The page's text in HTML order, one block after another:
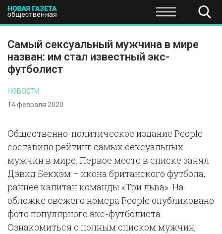
ПОЛИТИКА ЭКОНОМИКА НАУКА И
Самый сексуальный мужчина в мире
назван: им стал известный экс-
футболист
НОВОСТИ
14 февраля 2020
Общественно-политическое издание People
составило рейтинг самых сексуальных
мужчин в мире. Первое место в списке занял
Дэвид Бекхэм – икона британского футбола,
раннее капитан команды «Три льва». На
обложке свежего номера People опубликовано
фото популярного экс-футболиста.
Ознакомиться с полным списком мужчин,